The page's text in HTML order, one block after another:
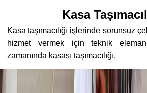
Kasa
Kasa taşımacılığı işlerinde sorunsuz
hizmet vermek için teknik
zamanında kasası taşımacılığı.